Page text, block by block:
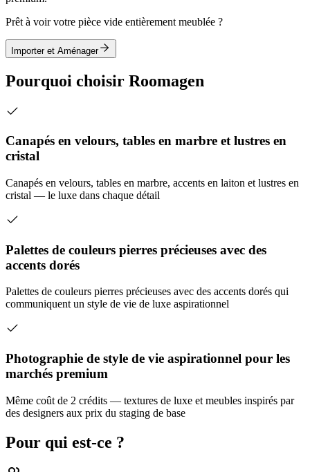
Prêt à voir votre pièce vide entièrement meublée ?
Importer et Aménager
Pourquoi choisir Roomagen
Canapés en velours, tables en marbre et lustres en
cristal
Canapés en velours, tables en marbre, accents en laiton et lustres en
cristal — le luxe dans chaque détail
Palettes de couleurs pierres précieuses avec des
accents dorés
Palettes de couleurs pierres précieuses avec des accents dorés qui
communiquent un style de vie de luxe aspirationnel
Photographie de style de vie aspirationnel pour les
marchés premium
Même coût de 2 crédits — textures de luxe et meubles inspirés par
des designers aux prix du staging de base
Pour qui est-ce ?